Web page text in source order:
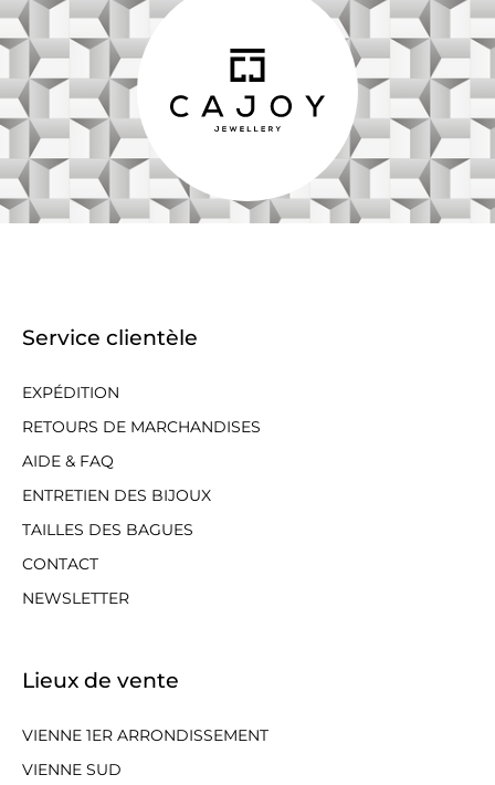
Service clientèle
EXPÉDITION
RETOURS DE MARCHANDISES
AIDE & FAQ
ENTRETIEN DES BIJOUX
TAILLES DES BAGUES
CONTACT
NEWSLETTER
Lieux de vente
VIENNE 1ER ARRONDISSEMENT
VIENNE SUD